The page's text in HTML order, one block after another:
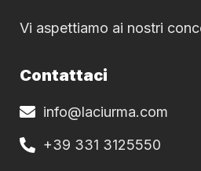
Vi aspettiamo ai nostri
Contattaci
info@laciurma.com
+39 331 3125550